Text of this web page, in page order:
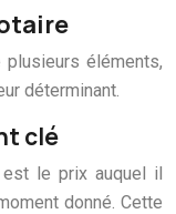
éléments,
déterminant.
clé
est le prix auquel il
donné. Cette